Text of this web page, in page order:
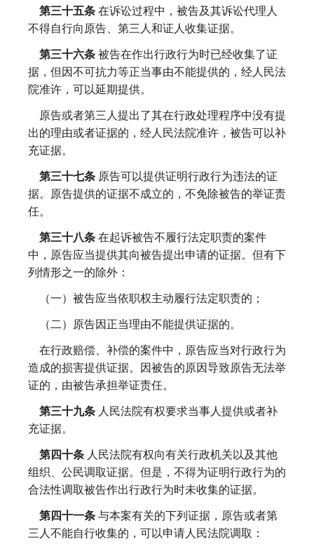
第三十五条 在诉讼过程中，被告及其诉讼代理人
不得自行向原告、第三人和证人收集证据。
第三十六条 被告在作出行政行为时已经收集了证
据，但因不可抗力等正当事由不能提供的，经人民法
院准许，可以延期提供。
原告或者第三人提出了其在行政处理程序中没有提
出的理由或者证据的，经人民法院准许，被告可以补
充证据。
第三十七条 原告可以提供证明行政行为违法的证
据。原告提供的证据不成立的，不免除被告的举证责
任。
第三十八条 在起诉被告不履行法定职责的案件
中，原告应当提供其向被告提出申请的证据。但有下
列情形之一的除外：
（一）被告应当依职权主动履行法定职责的；
（二）原告因正当理由不能提供证据的。
在行政赔偿、补偿的案件中，原告应当对行政行为
造成的损害提供证据。因被告的原因导致原告无法举
证的，由被告承担举证责任。
第三十九条 人民法院有权要求当事人提供或者补
充证据。
第四十条 人民法院有权向有关行政机关以及其他
组织、公民调取证据。但是，不得为证明行政行为的
合法性调取被告作出行政行为时未收集的证据。
第四十一条 与本案有关的下列证据，原告或者第
三人不能自行收集的，可以申请人民法院调取：